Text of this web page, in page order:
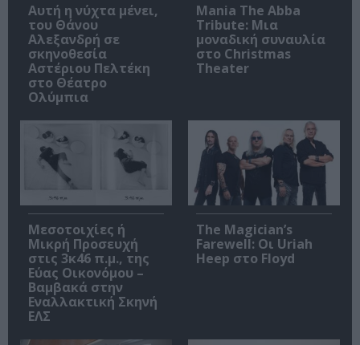
Αυτή η νύχτα μένει,
του Θάνου
Αλεξανδρή σε
σκηνοθεσία
Αστέριου Πελτέκη
στο Θέατρο
Ολύμπια
Mania The Abba
Tribute: Μια
μοναδική συναυλία
στο Christmas
Theater
Μεσοτοιχίες ή
Μικρή Προσευχή
στις 3κ46 π.μ., της
Εύας Οικονόμου –
Βαμβακά στην
Εναλλακτική Σκηνή
ΕΛΣ
The Magician’s
Farewell: Οι Uriah
Heep στο Floyd